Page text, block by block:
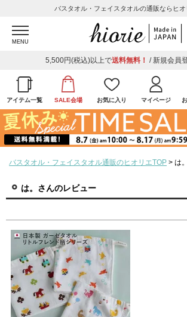
バスタオル・フェイスタオルの通販ならヒ
MENU
5,500円(税込)以上で送料無料！ / 新規会員
アイテム一覧 SALE会場 お気に入り マイページ
バスタオル・フェイスタオル通販のヒオリエTOP は
は。さんのレビュー